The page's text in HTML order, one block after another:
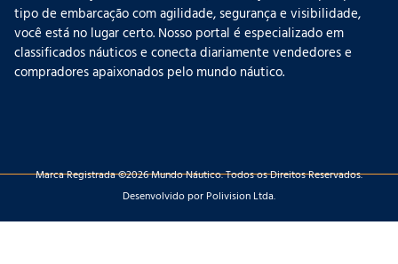
tipo de embarcação com agilidade, segurança e visibilidade,
você está no lugar certo. Nosso portal é especializado em
classificados náuticos e conecta diariamente vendedores e
compradores apaixonados pelo mundo náutico.
Marca Registrada ©2026 Mundo Náutico. Todos os Direitos Reservados.
Desenvolvido por Polivision Ltda.